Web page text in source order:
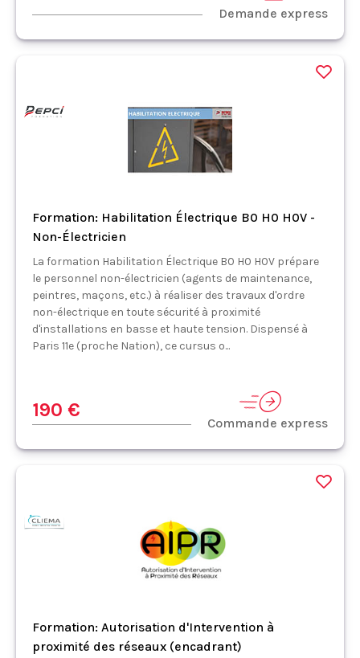
Demande express
Formation: Habilitation Électrique B0 H0 H0V -
Non-Électricien
La formation Habilitation Électrique B0 H0 H0V prépare
le personnel non-électricien (agents de maintenance,
peintres, maçons, etc.) à réaliser des travaux d'ordre
non-électrique en toute sécurité à proximité
d'installations en basse et haute tension. Dispensé à
Paris 11e (proche Nation), ce cursus o...
190 €
Commande express
Formation: Autorisation d'Intervention à
proximité des réseaux (encadrant)